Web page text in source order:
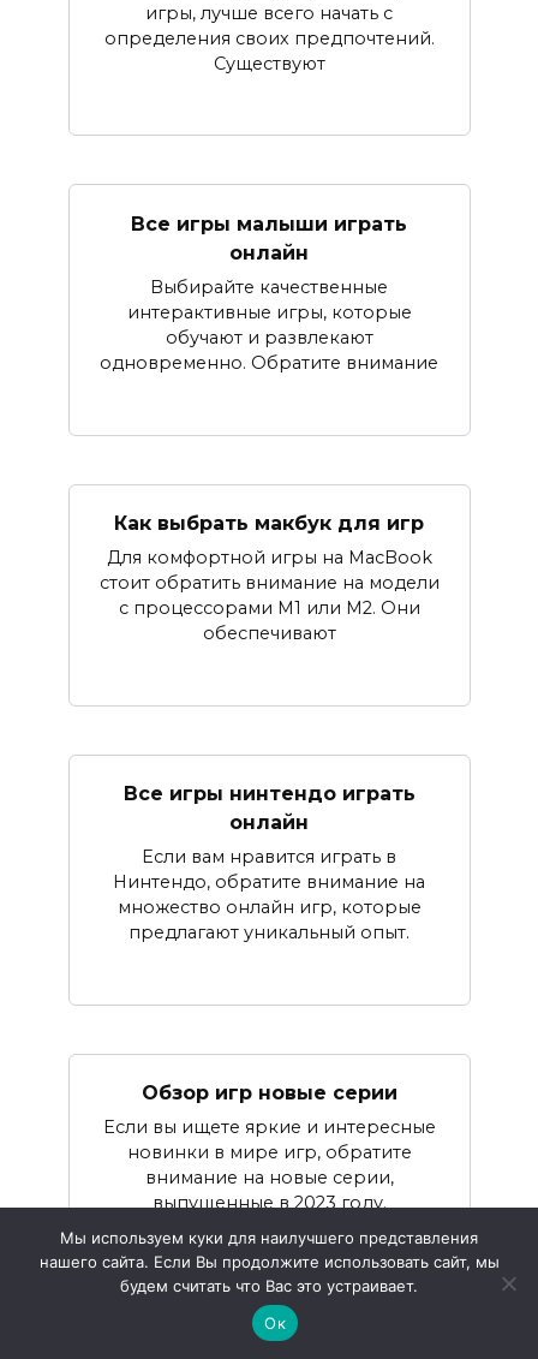
игры, лучше всего начать с
определения своих предпочтений.
Существуют
Все игры малыши играть
онлайн
Выбирайте качественные
интерактивные игры, которые
обучают и развлекают
одновременно. Обратите внимание
Как выбрать макбук для игр
Для комфортной игры на MacBook
стоит обратить внимание на модели
с процессорами M1 или M2. Они
обеспечивают
Все игры нинтендо играть
онлайн
Если вам нравится играть в
Нинтендо, обратите внимание на
множество онлайн игр, которые
предлагают уникальный опыт.
Обзор игр новые серии
Если вы ищете яркие и интересные
новинки в мире игр, обратите
внимание на новые серии,
выпущенные в 2023 году.
Мы используем куки для наилучшего представления
нашего сайта. Если Вы продолжите использовать сайт, мы
будем считать что Вас это устраивает.
Ок